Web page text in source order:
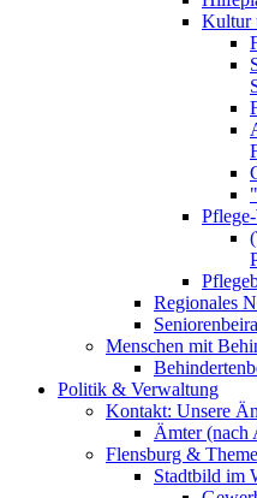
Kultur
Regionales
Menschen mit
Politik & Verwaltung
Kontakt: Unsere
Ämter (nach
Flensburg &
Stadtbild im